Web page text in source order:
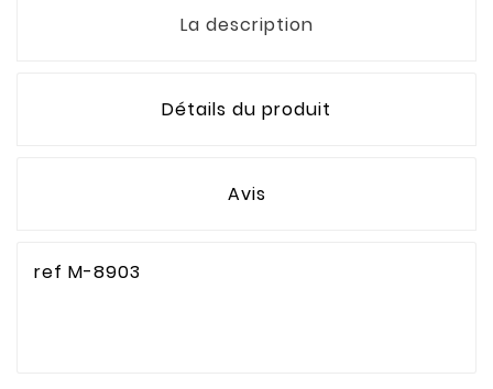
La description
Détails du produit
Avis
ref M-8903